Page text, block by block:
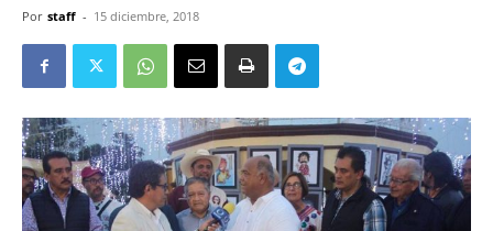
Por staff - 15 diciembre, 2018